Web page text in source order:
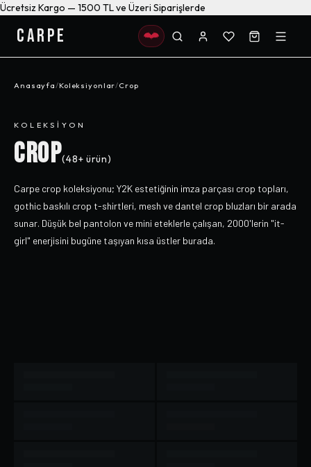
Ücretsiz Kargo — 1500 TL ve Üzeri Siparişlerde
CARPE
Anasayfa/Koleksiyonlar/Crop
KOLEKSIYON
CROP(48+ ürün)
Carpe crop koleksiyonu; Y2K estetiğinin imza parçası crop topları,
gothic baskılı crop t-shirtleri, mesh ve dantel crop bluzları bir arada
sunar. Düşük bel pantolon ve mini eteklerle çalışan, 2000'lerin "it-
girl" enerjisini bugüne taşıyan kısa üstler burada.